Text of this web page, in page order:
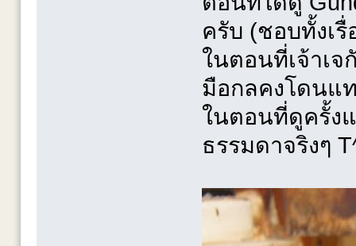
ครับ (ชอบทั้งเรื่
ในตอนที่เจ้าเ
มือกลคงโดนแ
ในตอนที่ดูครั้ง
ธรรมดาจริงๆ